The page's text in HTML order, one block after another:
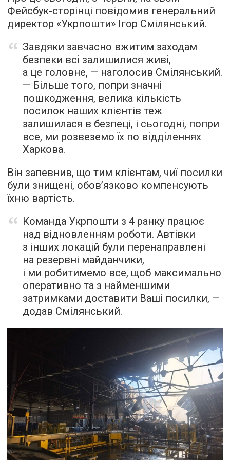
Фейсбук-сторінці повідомив генеральний
директор «Укрпошти» Ігор Смілянський.
Завдяки завчасно вжитим заходам
безпеки всі залишилися живі,
а це головне, — наголосив Смілянський.
— Більше того, попри значні
пошкодження, велика кількість
посилок наших клієнтів теж
залишилася в безпеці, і сьогодні, попри
все, ми розвеземо їх по відділеннях
Харкова.
Він запевнив, що тим клієнтам, чиї посилки
були знищені, обов’язково компенсують
їхню вартість.
Команда Укрпошти з 4 ранку працює
над відновленням роботи. Автівки
з інших локацій були перенаправлені
на резервні майданчики,
і ми робитимемо все, щоб максимально
оперативно та з найменшими
затримками доставити Ваші посилки, —
додав Смілянський.